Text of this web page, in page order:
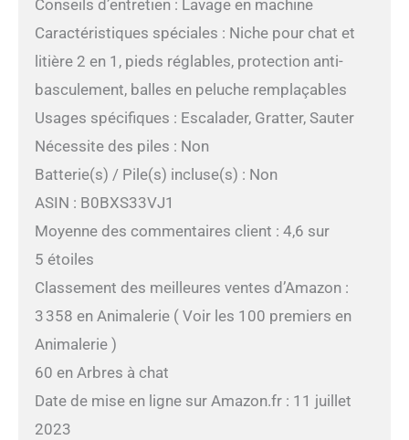
Conseils d’entretien : Lavage en machine
Caractéristiques spéciales : Niche pour chat et
litière 2 en 1, pieds réglables, protection anti-
basculement, balles en peluche remplaçables
Usages spécifiques : Escalader, Gratter, Sauter
Nécessite des piles : Non
Batterie(s) / Pile(s) incluse(s) : Non
ASIN : B0BXS33VJ1
Moyenne des commentaires client : 4,6 sur
5 étoiles
Classement des meilleures ventes d’Amazon :
3 358 en Animalerie ( Voir les 100 premiers en
Animalerie )
60 en Arbres à chat
Date de mise en ligne sur Amazon.fr : 11 juillet
2023